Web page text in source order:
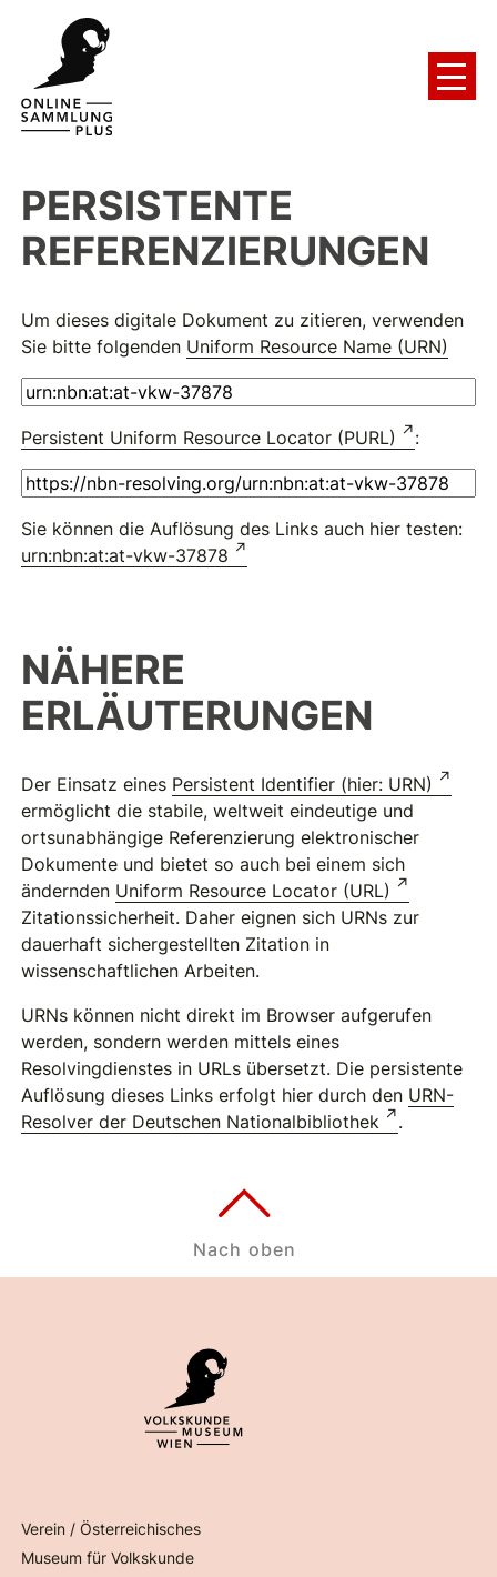
PERSISTENTE
REFERENZIERUNGEN
Um dieses digitale Dokument zu zitieren, verwenden
Sie bitte folgenden Uniform Resource Name (URN)
Persistent Uniform Resource Locator (PURL) :
Sie können die Auflösung des Links auch hier testen:
urn:nbn:at:at-vkw-37878
NÄHERE
ERLÄUTERUNGEN
Der Einsatz eines Persistent Identifier (hier: URN)
ermöglicht die stabile, weltweit eindeutige und
ortsunabhängige Referenzierung elektronischer
Dokumente und bietet so auch bei einem sich
ändernden Uniform Resource Locator (URL)
Zitationssicherheit. Daher eignen sich URNs zur
dauerhaft sichergestellten Zitation in
wissenschaftlichen Arbeiten.
URNs können nicht direkt im Browser aufgerufen
werden, sondern werden mittels eines
Resolvingdienstes in URLs übersetzt. Die persistente
Auflösung dieses Links erfolgt hier durch den URN-
Resolver der Deutschen Nationalbibliothek
.
Verein / Österreichisches
Museum für Volkskunde
Nach oben